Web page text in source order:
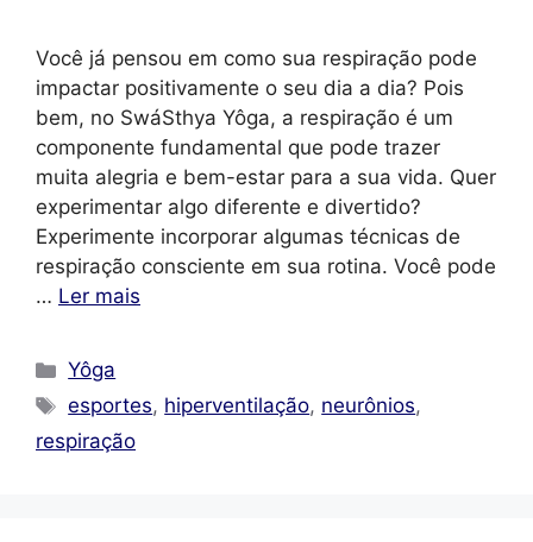
Você já pensou em como sua respiração pode
impactar positivamente o seu dia a dia? Pois
bem, no SwáSthya Yôga, a respiração é um
componente fundamental que pode trazer
muita alegria e bem-estar para a sua vida. Quer
experimentar algo diferente e divertido?
Experimente incorporar algumas técnicas de
respiração consciente em sua rotina. Você pode
… Ler mais
Categorias
Yôga
Tags
esportes, hiperventilação, neurônios,
respiração